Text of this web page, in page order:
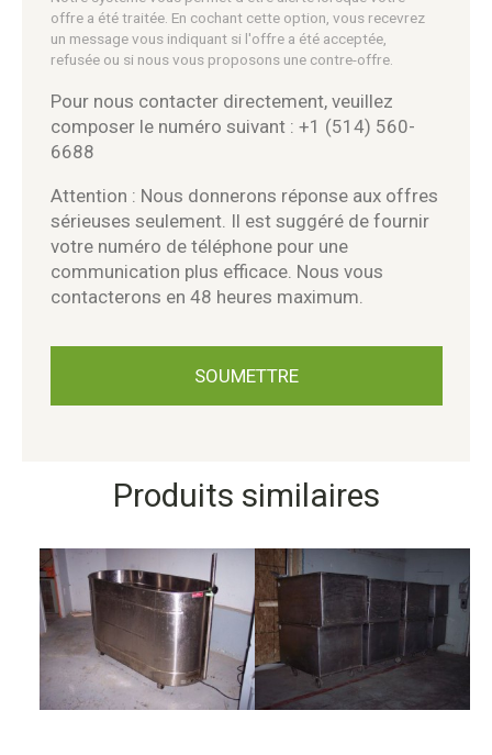
offre a été traitée. En cochant cette option, vous recevrez
un message vous indiquant si l'offre a été acceptée,
refusée ou si nous vous proposons une contre-offre.
Pour nous contacter directement, veuillez
composer le numéro suivant : +1 (514) 560-
6688
Attention : Nous donnerons réponse aux offres
sérieuses seulement. Il est suggéré de fournir
votre numéro de téléphone pour une
communication plus efficace. Nous vous
contacterons en 48 heures maximum.
Produits similaires